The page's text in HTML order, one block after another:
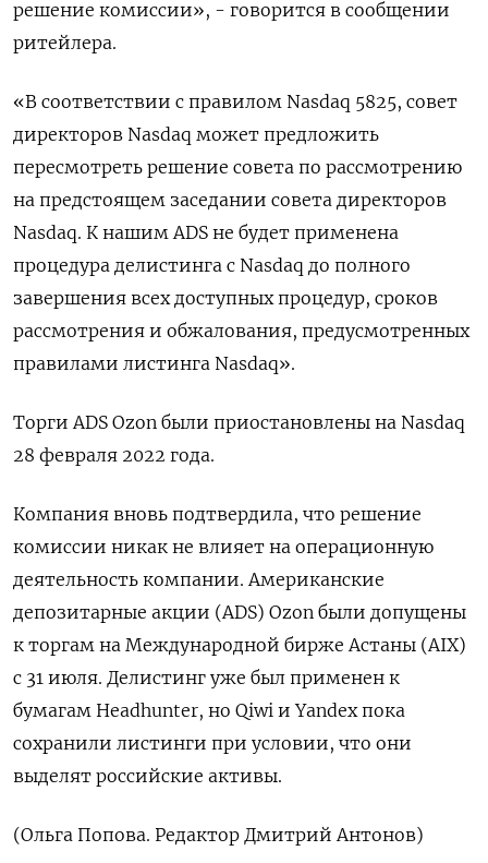
решение комиссии», - говорится в сообщении
ритейлера.
«В соответствии с правилом Nasdaq 5825, совет
директоров Nasdaq может предложить
пересмотреть решение совета по рассмотрению
на предстоящем заседании совета директоров
Nasdaq. К нашим ADS не будет применена
процедура делистинга с Nasdaq до полного
завершения всех доступных процедур, сроков
рассмотрения и обжалования, предусмотренных
правилами листинга Nasdaq».
Торги ADS Ozon были приостановлены на Nasdaq
28 февраля 2022 года.
Компания вновь подтвердила, что решение
комиссии никак не влияет на операционную
деятельность компании. Американские
депозитарные акции (ADS) Ozon были допущены
к торгам на Международной бирже Астаны (AIX)
с 31 июля. Делистинг уже был применен к
бумагам Headhunter, но Qiwi и Yandex пока
сохранили листинги при условии, что они
выделят российские активы.
(Ольга Попова. Редактор Дмитрий Антонов)